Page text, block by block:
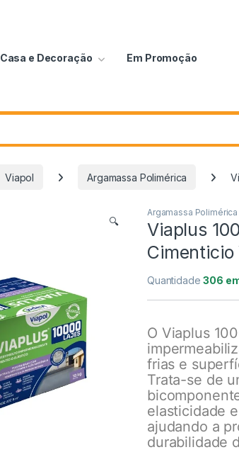
Casa e Decoração Em Promoção
Viapol Argamassa Polimérica
🔍
Argamassa Polimérica
Viaplus
Cimenticio
Quantidade306
O Viaplus
frias e
Trata-se de
elasticidade
ajudando a
durabilidade